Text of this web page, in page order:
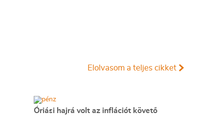
Elolvasom a teljes cikket
Óriási hajrá volt az inflációt követő